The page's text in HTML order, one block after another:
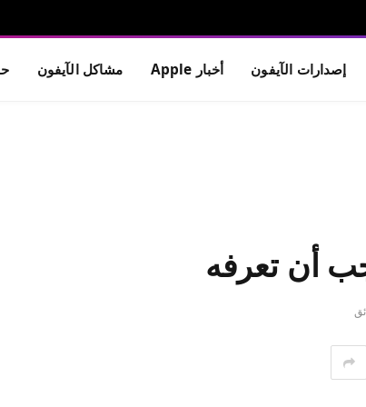
إصدارات الآيفون أخبار Apple مشاكل الآيفون
أن تعرفه